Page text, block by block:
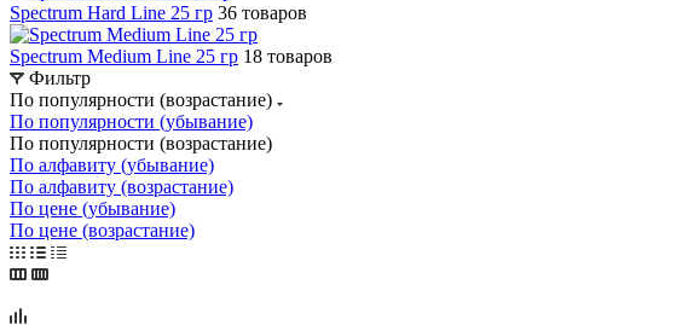
Spectrum Hard Line 25 гр 36 товаров
Spectrum Medium Line 25 гр 18 товаров
Фильтр
По популярности (возрастание)
По популярности (убывание)
По популярности (возрастание)
По алфавиту (убывание)
По алфавиту (возрастание)
По цене (убывание)
По цене (возрастание)